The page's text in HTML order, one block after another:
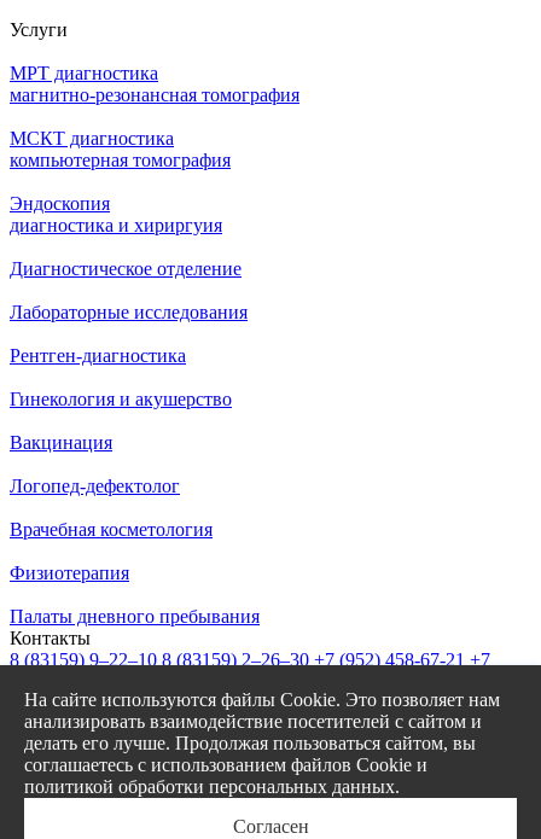
Услуги
МРТ диагностика
магнитно-резонансная томография
МСКТ диагностика
компьютерная томография
Эндоскопия
диагностика и хириргуия
Диагностическое отделение
Лабораторные исследования
Рентген-диагностика
Гинекология и акушерство
Вакцинация
Логопед-дефектолог
Врачебная косметология
Физиотерапия
Палаты дневного пребывания
Контакты
8 (83159) 9–22–10 8 (83159) 2–26–30 +7 (952) 458-67-21 +7
info@garantiya-bor.ru
Режим работы
Пн–Пт с 7:30 до 20:00
Cб-Вс с 8:00 до 17:00
Заказать звонок
На сайте используются файлы Cookie. Это позволяет нам
анализировать взаимодействие посетителей с сайтом и
делать его лучше. Продолжая пользоваться сайтом, вы
соглашаетесь с использованием файлов Cookie и
политикой обработки персональных данных.
Согласен